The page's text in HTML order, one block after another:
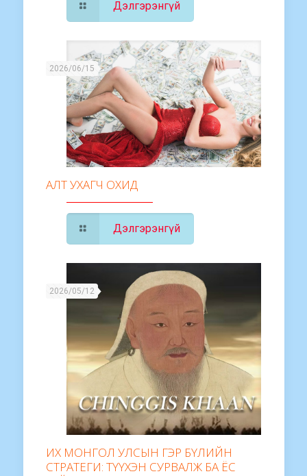
Дэлгэрэнгүй
2026/06/15
АЛТ УХАГЧ ОХИД
Дэлгэрэнгүй
2026/05/12
ИХ МОНГОЛ УЛСЫН ГЭР БҮЛИЙН
СТРАТЕГИ: ТҮҮХЭН СУРВАЛЖ БА ЁС